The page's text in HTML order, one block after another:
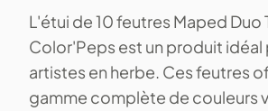
L'étui de 10 feutres Maped Duo
Color'Peps est un produit idéal
artistes en herbe. Ces feutres
gamme complète de couleurs